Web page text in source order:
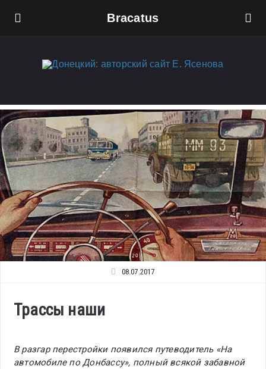
Bracatus
08.07.2017
Трассы наши
В разгар перестройки появился путеводитель «На
автомобиле по Донбассу», полный всякой забавной